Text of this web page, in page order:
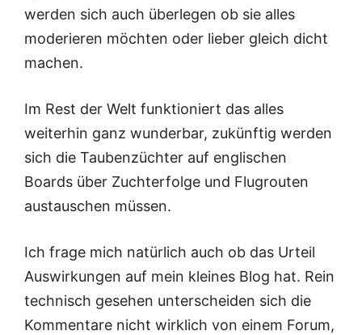
werden sich auch überlegen ob sie alles
moderieren möchten oder lieber gleich dicht
machen.
Im Rest der Welt funktioniert das alles
weiterhin ganz wunderbar, zukünftig werden
sich die Taubenzüchter auf englischen
Boards über Zuchterfolge und Flugrouten
austauschen müssen.
Ich frage mich natürlich auch ob das Urteil
Auswirkungen auf mein kleines Blog hat. Rein
technisch gesehen unterscheiden sich die
Kommentare nicht wirklich von einem Forum,